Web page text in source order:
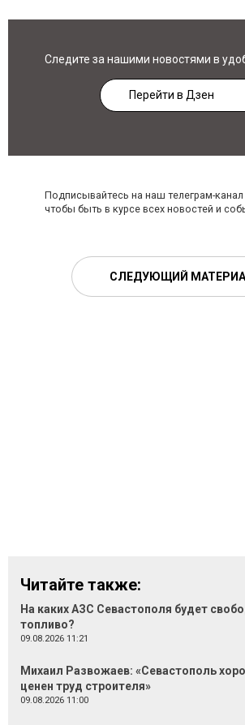
Следите за нашими новостями в
Перейти в Дзен
Подписывайтесь на наш телеграм-канал
чтобы быть в курсе всех новостей и
СЛЕДУЮЩИЙ
Читайте также:
На каких АЗС Севастополя будет
топливо?
09.08.2026 11:21
Михаил Развожаев: «Севастополь
ценен труд строителя»
09.08.2026 11:00